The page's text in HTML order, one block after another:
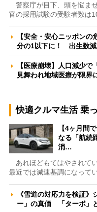
警察庁が目下、頭を悩ま
官の採用試験の受験者数は
【安全・安心ニッポン
分の1以下に！ 出生数
【医療崩壊】人口減少
見舞われ地域医療が限
快適クルマ生活 乗
【4ヶ月間
なる「航続
消…
あれほどもてはやされて
最近では減速基調になって
《雪道の対応力を検証
ー」の真価 「ターボ」